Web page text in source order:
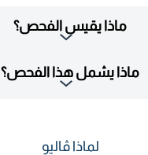
ماذا يقيس الفحص؟
ماذا يشمل هذا الفحص؟
لماذا ڤاليو